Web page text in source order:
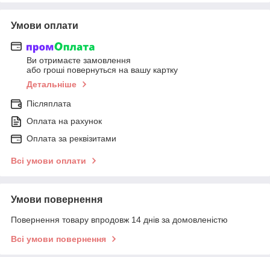
Умови оплати
Ви отримаєте замовлення
або гроші повернуться на вашу картку
Детальніше
Післяплата
Оплата на рахунок
Оплата за реквізитами
Всі умови оплати
Умови повернення
Повернення товару впродовж 14 днів за домовленістю
Всі умови повернення